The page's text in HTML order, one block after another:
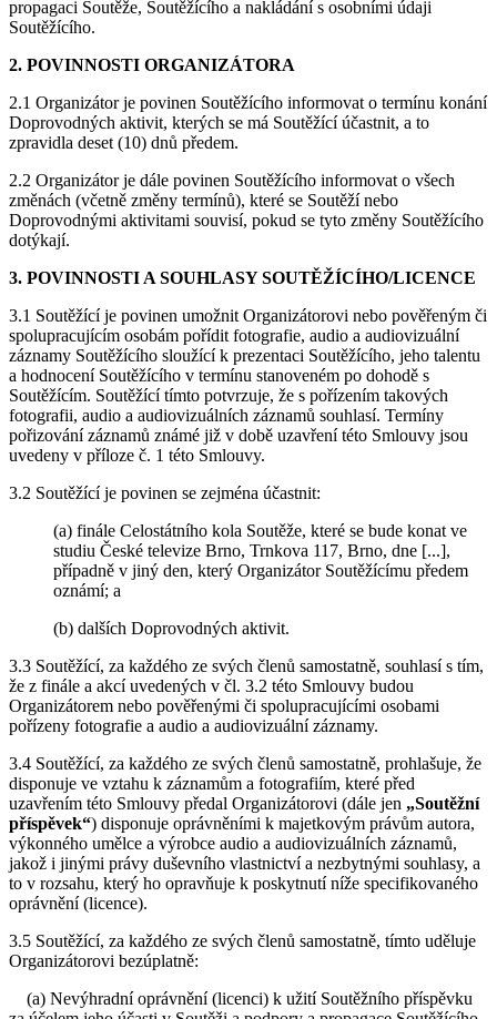
propagaci Soutěže, Soutěžícího a nakládání s osobními údaji
Soutěžícího.
2. POVINNOSTI ORGANIZÁTORA
2.1 Organizátor je povinen Soutěžícího informovat o termínu konání
Doprovodných aktivit, kterých se má Soutěžící účastnit, a to
zpravidla deset (10) dnů předem.
2.2 Organizátor je dále povinen Soutěžícího informovat o všech
změnách (včetně změny termínů), které se Soutěží nebo
Doprovodnými aktivitami souvisí, pokud se tyto změny Soutěžícího
dotýkají.
3. POVINNOSTI A SOUHLASY SOUTĚŽÍCÍHO/LICENCE
3.1 Soutěžící je povinen umožnit Organizátorovi nebo pověřeným či
spolupracujícím osobám pořídit fotografie, audio a audiovizuální
záznamy Soutěžícího sloužící k prezentaci Soutěžícího, jeho talentu
a hodnocení Soutěžícího v termínu stanoveném po dohodě s
Soutěžícím. Soutěžící tímto potvrzuje, že s pořízením takových
fotografii, audio a audiovizuálních záznamů souhlasí. Termíny
pořizování záznamů známé již v době uzavření této Smlouvy jsou
uvedeny v příloze č. 1 této Smlouvy.
3.2 Soutěžící je povinen se zejména účastnit:
(a) finále Celostátního kola Soutěže, které se bude konat ve
studiu České televize Brno, Trnkova 117, Brno, dne [...],
případně v jiný den, který Organizátor Soutěžícímu předem
oznámí; a
(b) dalších Doprovodných aktivit.
3.3 Soutěžící, za každého ze svých členů samostatně, souhlasí s tím,
že z finále a akcí uvedených v čl. 3.2 této Smlouvy budou
Organizátorem nebo pověřenými či spolupracujícími osobami
pořízeny fotografie a audio a audiovizuální záznamy.
3.4 Soutěžící, za každého ze svých členů samostatně, prohlašuje, že
disponuje ve vztahu k záznamům a fotografiím, které před
uzavřením této Smlouvy předal Organizátorovi (dále jen „Soutěžní
příspěvek“) disponuje oprávněními k majetkovým právům autora,
výkonného umělce a výrobce audio a audiovizuálních záznamů,
jakož i jinými právy duševního vlastnictví a nezbytnými souhlasy, a
to v rozsahu, který ho opravňuje k poskytnutí níže specifikovaného
oprávnění (licence).
3.5 Soutěžící, za každého ze svých členů samostatně, tímto uděluje
Organizátorovi bezúplatně:
(a) Nevýhradní oprávnění (licenci) k užití Soutěžního příspěvku